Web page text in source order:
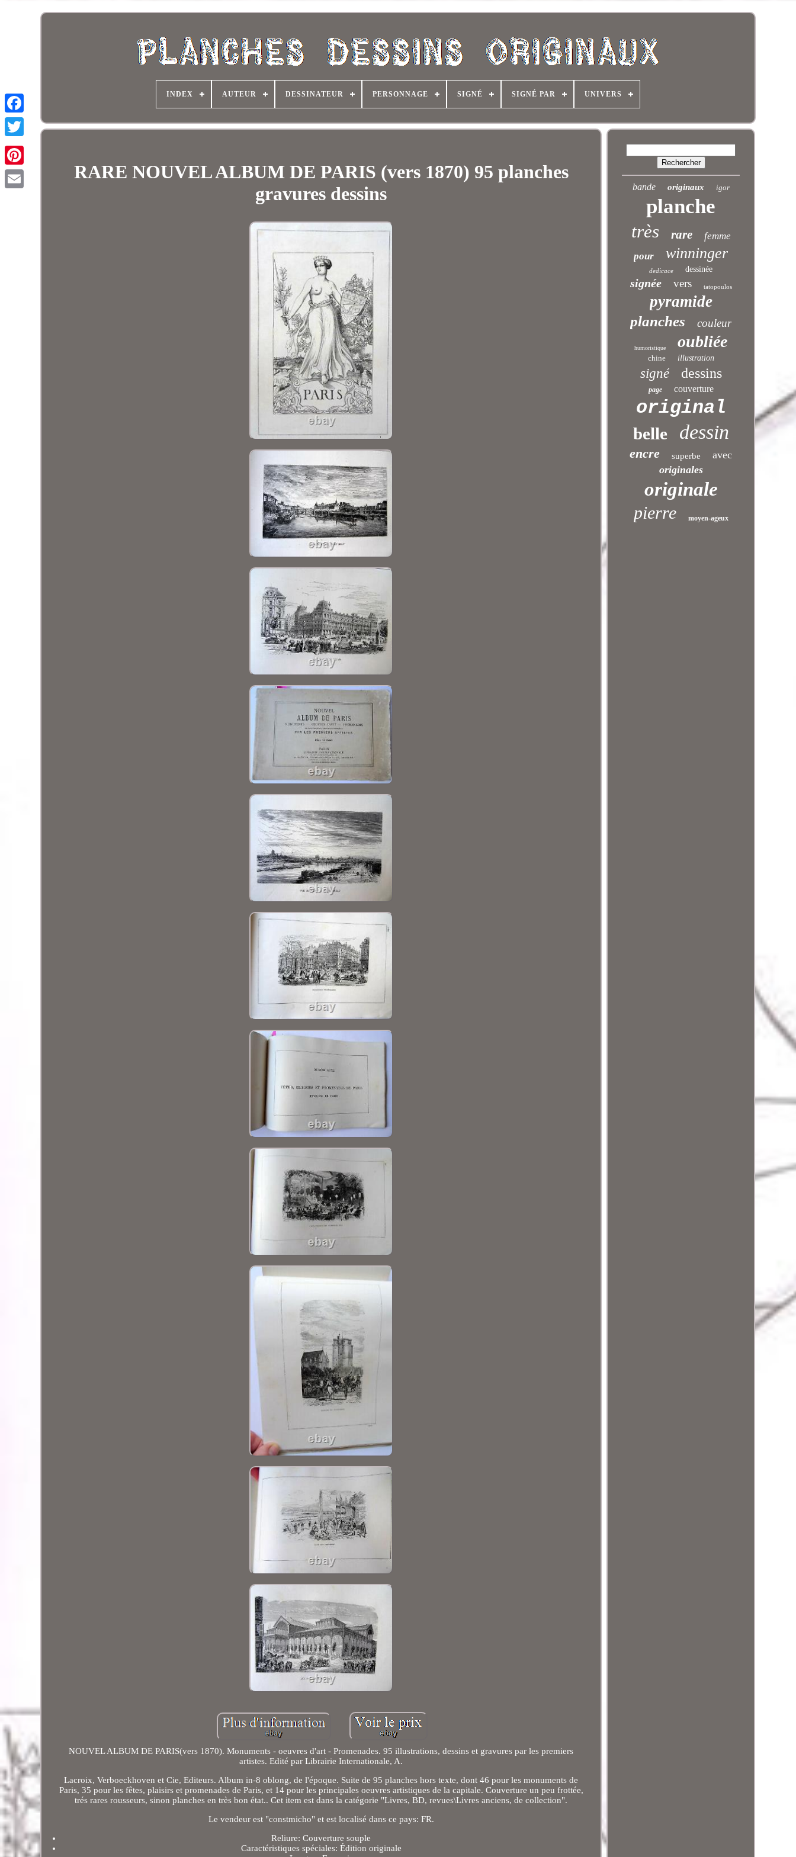
INDEX AUTEUR DESSINATEUR PERSONNAGE SIGNÉ SIGNÉ PAR UNIVERS
RARE NOUVEL ALBUM DE PARIS (vers 1870) 95 planches
gravures dessins
NOUVEL ALBUM DE PARIS(vers 1870). Monuments - oeuvres d'art - Promenades. 95 illustrations, dessins et gravures par les premiers
artistes. Edité par Librairie Internationale, A.
Lacroix, Verboeckhoven et Cie, Editeurs. Album in-8 oblong, de l'époque. Suite de 95 planches hors texte, dont 46 pour les monuments de
Paris, 35 pour les fêtes, plaisirs et promenades de Paris, et 14 pour les principales oeuvres artistiques de la capitale. Couverture un peu frottée,
trés rares rousseurs, sinon planches en très bon état.. Cet item est dans la catégorie "Livres, BD, revues\Livres anciens, de collection".
Le vendeur est "constmicho" et est localisé dans ce pays: FR.
Reliure: Couverture souple
Caractéristiques spéciales: Édition originale
bande originaux igor
planche
très rare
femme
pour
winninger
dedicace dessinée
signée vers tatopoulos
pyramide
planches couleur
humoristique oubliée
chine illustration
signé dessins
page couverture
original
belle dessin
encre superbe
avec
originales
originale
pierre moyen-ageux